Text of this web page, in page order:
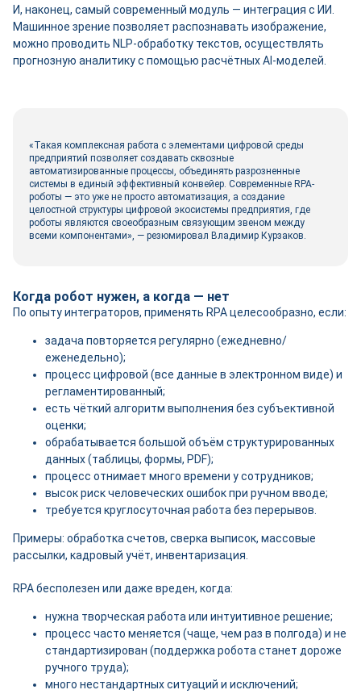
И, наконец, самый современный модуль — интеграция с ИИ.
Машинное зрение позволяет распознавать изображение,
можно проводить NLP-обработку текстов, осуществлять
прогнозную аналитику с помощью расчётных AI-моделей.
«Такая комплексная работа с элементами цифровой среды
предприятий позволяет создавать сквозные
автоматизированные процессы, объединять разрозненные
системы в единый эффективный конвейер. Современные RPA-
роботы — это уже не просто автоматизация, а создание
целостной структуры цифровой экосистемы предприятия, где
роботы являются своеобразным связующим звеном между
всеми компонентами», — резюмировал Владимир Курзаков.
Когда робот нужен, а когда — нет
По опыту интеграторов, применять RPA целесообразно, если:
задача повторяется регулярно (ежедневно/
еженедельно);
процесс цифровой (все данные в электронном виде) и
регламентированный;
есть чёткий алгоритм выполнения без субъективной
оценки;
обрабатывается большой объём структурированных
данных (таблицы, формы, PDF);
процесс отнимает много времени у сотрудников;
высок риск человеческих ошибок при ручном вводе;
требуется круглосуточная работа без перерывов.
Примеры: обработка счетов, сверка выписок, массовые
рассылки, кадровый учёт, инвентаризация.
RPA бесполезен или даже вреден, когда:
нужна творческая работа или интуитивное решение;
процесс часто меняется (чаще, чем раз в полгода) и не
стандартизирован (поддержка робота станет дороже
ручного труда);
много нестандартных ситуаций и исключений;